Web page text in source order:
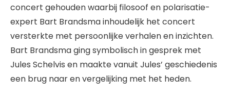
concert gehouden waarbij filosoof en polarisatie-
expert Bart Brandsma inhoudelijk het concert
versterkte met persoonlijke verhalen en inzichten.
Bart Brandsma ging symbolisch in gesprek met
Jules Schelvis en maakte vanuit Jules’ geschiedenis
een brug naar en vergelijking met het heden.